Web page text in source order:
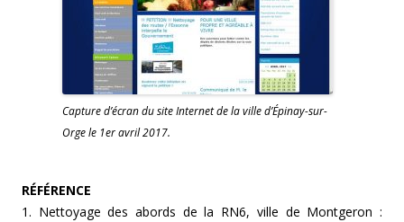
Capture d’écran du site Internet de la ville d’Épinay-sur-
Orge le 1er avril 2017.
RÉFÉRENCE
1. Nettoyage des abords de la RN6, ville de Montgeron :